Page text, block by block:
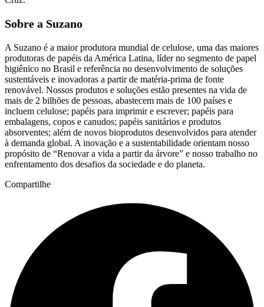
Sobre a Suzano
A Suzano é a maior produtora mundial de celulose, uma das maiores
produtoras de papéis da América Latina, líder no segmento de papel
higiênico no Brasil e referência no desenvolvimento de soluções
sustentáveis e inovadoras a partir de matéria-prima de fonte
renovável. Nossos produtos e soluções estão presentes na vida de
mais de 2 bilhões de pessoas, abastecem mais de 100 países e
incluem celulose; papéis para imprimir e escrever; papéis para
embalagens, copos e canudos; papéis sanitários e produtos
absorventes; além de novos bioprodutos desenvolvidos para atender
à demanda global. A inovação e a sustentabilidade orientam nosso
propósito de “Renovar a vida a partir da árvore” e nosso trabalho no
enfrentamento dos desafios da sociedade e do planeta.
Compartilhe